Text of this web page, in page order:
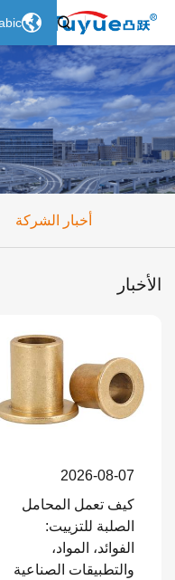


أخبار الشركة
الأخبار
2026-08-07
كيف تعمل المحامل
الصلبة للتزييت:
الفوائد، المواد،
والتطبيقات الصناعية